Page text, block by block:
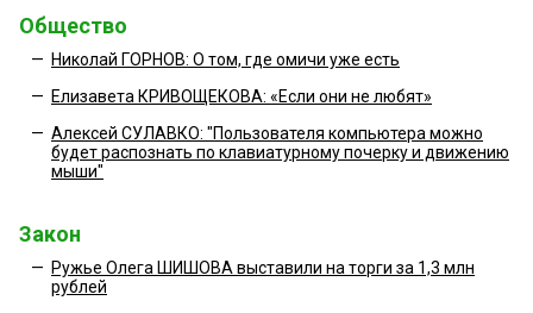
Общество
— Николай ГОРНОВ: О том, где омичи уже есть
— Елизавета КРИВОЩЕКОВА: «Если они не любят»
— Алексей СУЛАВКО: "Пользователя компьютера можно
будет распознать по клавиатурному почерку и движению
мыши"
Закон
— Ружье Олега ШИШОВА выставили на торги за 1,3 млн
рублей